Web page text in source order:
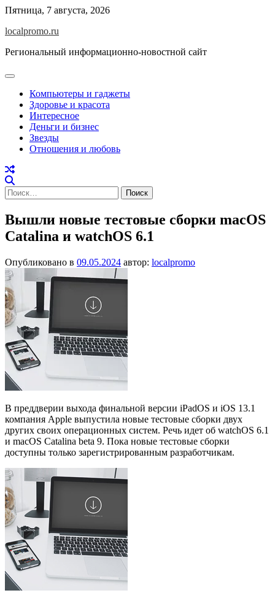
Перейти
содержимому
Пятница, 7 августа, 2026
localpromo.ru
Региональный информационно-новостной сайт
Компьютеры и гаджеты
Здоровье и красота
Интересное
Деньги и бизнес
Звезды
Отношения и любовь
Найти:
Вышли новые тестовые сборки macOS
Catalina и watchOS 6.1
Опубликовано в 09.05.2024 автор: localpromo
В преддверии выхода финальной версии iPadOS и iOS 13.1
компания Apple выпустила новые тестовые сборки двух
других своих операционных систем. Речь идет об watchOS 6.1
и macOS Catalina beta 9. Пока новые тестовые сборки
доступны только зарегистрированным разработчикам.